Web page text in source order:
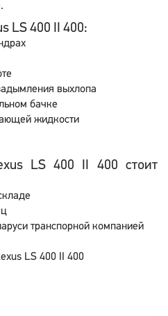
LS 400 II 400:
выхлопа
бачке
жидкости
LS 400 II 400 стоит
транспорной компанией
LS 400 II 400